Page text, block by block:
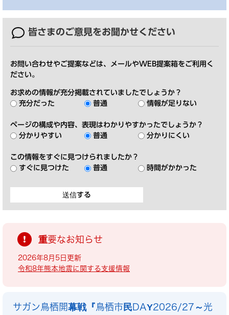
皆さまのご意見をお聞かせください
お問い合わせやご提案などは、メールやWEB提案箱をご利用く
ださい。
お求めの情報が充分掲載されていましたでしょうか？
充分だった
普通 情報が足りない
ページの構成や内容、表現はわかりやすかったでしょうか？
分かりやすい
普通 分かりにくい
この情報をすぐに見つけられましたか？
すぐに見つけた
普通 時間がかかった
重要なお知らせ
2026年8月5日更新
令和8年熊本地震に関する支援情報
サガン鳥栖開幕戦『鳥栖市民DAY2026/27～光